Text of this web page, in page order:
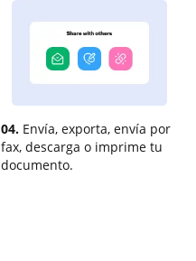
04. Envía, exporta, envía por
fax, descarga o imprime tu
documento.